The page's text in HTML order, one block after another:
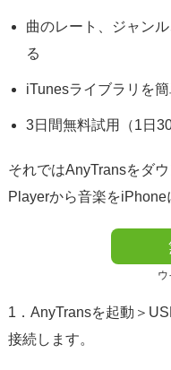
曲のレート、ジャン
る
iTunesライブラリを
3日間無料試用（1日
それではAnyTransをダ
Playerから音楽をiPhone
ウ
1．AnyTransを起動＞
接続します。